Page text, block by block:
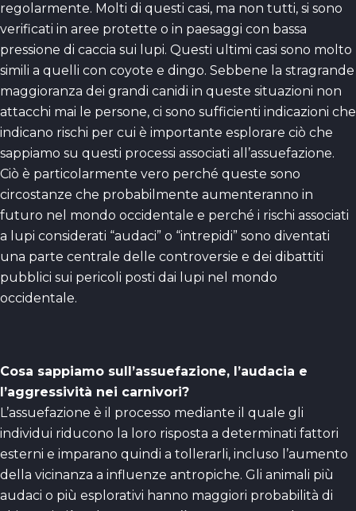
regolarmente. Molti di questi casi, ma non tutti, si sono
verificati in aree protette o in paesaggi con bassa
pressione di caccia sui lupi. Questi ultimi casi sono molto
simili a quelli con coyote e dingo. Sebbene la stragrande
maggioranza dei grandi canidi in queste situazioni non
attacchi mai le persone, ci sono sufficienti indicazioni che
indicano rischi per cui è importante esplorare ciò che
sappiamo su questi processi associati all’assuefazione.
Ciò è particolarmente vero perché queste sono
circostanze che probabilmente aumenteranno in
futuro nel mondo occidentale e perché i rischi associati
a lupi considerati “audaci” o “intrepidi” sono diventati
una parte centrale delle controversie e dei dibattiti
pubblici sui pericoli posti dai lupi nel mondo
occidentale.
Cosa sappiamo sull’assuefazione, l’audacia e
l’aggressività nei carnivori?
L’assuefazione è il processo mediante il quale gli
individui riducono la loro risposta a determinati fattori
esterni e imparano quindi a tollerarli, incluso l’aumento
della vicinanza a influenze antropiche. Gli animali più
audaci o più esplorativi hanno maggiori probabilità di